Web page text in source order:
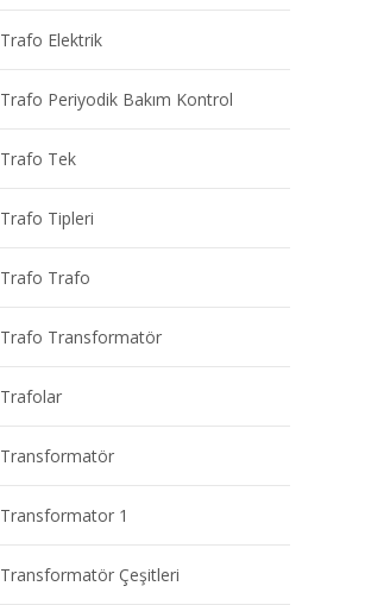
Trafo Elektrik
Trafo Periyodik Bakım Kontrol
Trafo Tek
Trafo Tipleri
Trafo Trafo
Trafo Transformatör
Trafolar
Transformatör
Transformator 1
Transformatör Çeşitleri